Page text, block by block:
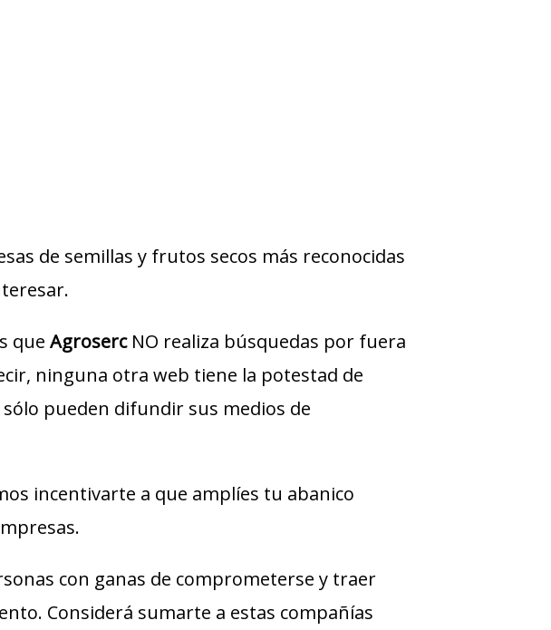
de semillas y frutos secos más reconocidas
que AgrosercNO realiza búsquedas por fuera
ninguna otra web tiene la potestad de
pueden difundir sus medios de
incentivarte a que amplíes tu abanico
con ganas de comprometerse y traer
Considerá sumarte a estas compañías